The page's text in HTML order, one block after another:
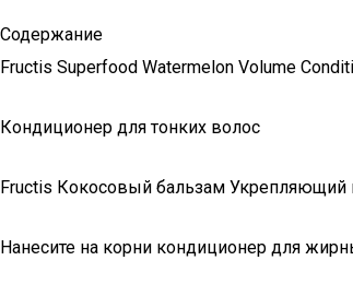
Содержание
Fructis Superfood Watermelon Volume
Кондиционер для тонких волос
Fructis Кокосовый бальзам Укрепляющий
Нанесите на корни кондиционер для